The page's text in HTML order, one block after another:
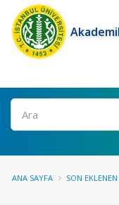
Ara
ANA SAYFA SON